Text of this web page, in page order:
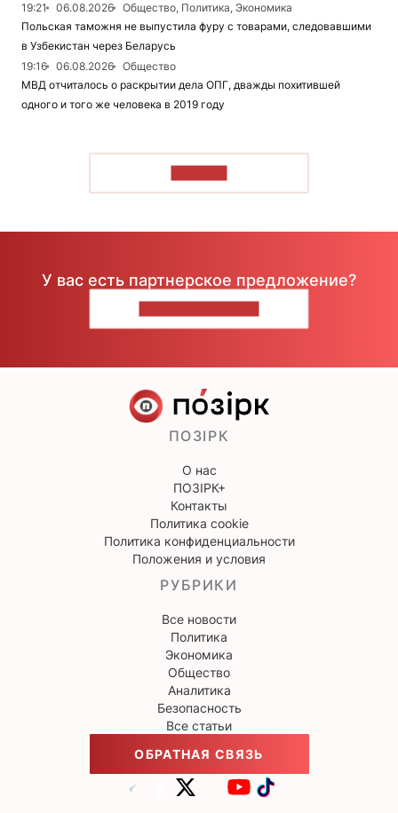
19:21
06.08.2026
Общество, Политика, Экономика
Польская таможня не выпустила фуру с товарами, следовавшими
в Узбекистан через Беларусь
19:16
06.08.2026
Общество
МВД отчиталось о раскрытии дела ОПГ, дважды похитившей
одного и того же человека в 2019 году
У вас есть партнерское предложение?
ПОЗІРК
О нас
ПОЗІРК+
Контакты
Политика cookie
Политика конфиденциальности
Положения и условия
РУБРИКИ
Все новости
Политика
Экономика
Общество
Аналитика
Безопасность
Все статьи
ОБРАТНАЯ СВЯЗЬ